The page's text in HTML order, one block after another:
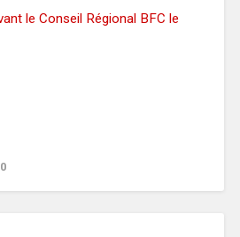
le Conseil Régional BFC le
0